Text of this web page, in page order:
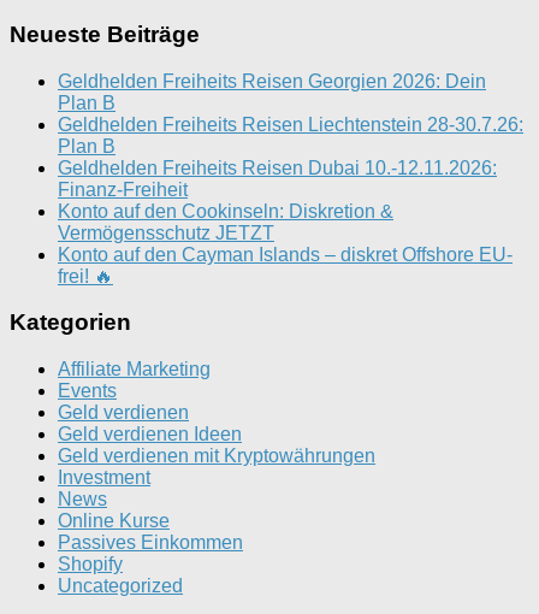
Neueste Beiträge
Geldhelden Freiheits Reisen Georgien 2026: Dein
Plan B
Geldhelden Freiheits Reisen Liechtenstein 28-30.7.26:
Plan B
Geldhelden Freiheits Reisen Dubai 10.-12.11.2026:
Finanz-Freiheit
Konto auf den Cookinseln: Diskretion &
Vermögensschutz JETZT
Konto auf den Cayman Islands – diskret Offshore EU-
frei! 🔥
Kategorien
Affiliate Marketing
Events
Geld verdienen
Geld verdienen Ideen
Geld verdienen mit Kryptowährungen
Investment
News
Online Kurse
Passives Einkommen
Shopify
Uncategorized